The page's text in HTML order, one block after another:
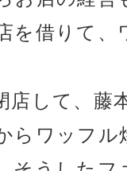
を借りて
して、藤
らワッフ